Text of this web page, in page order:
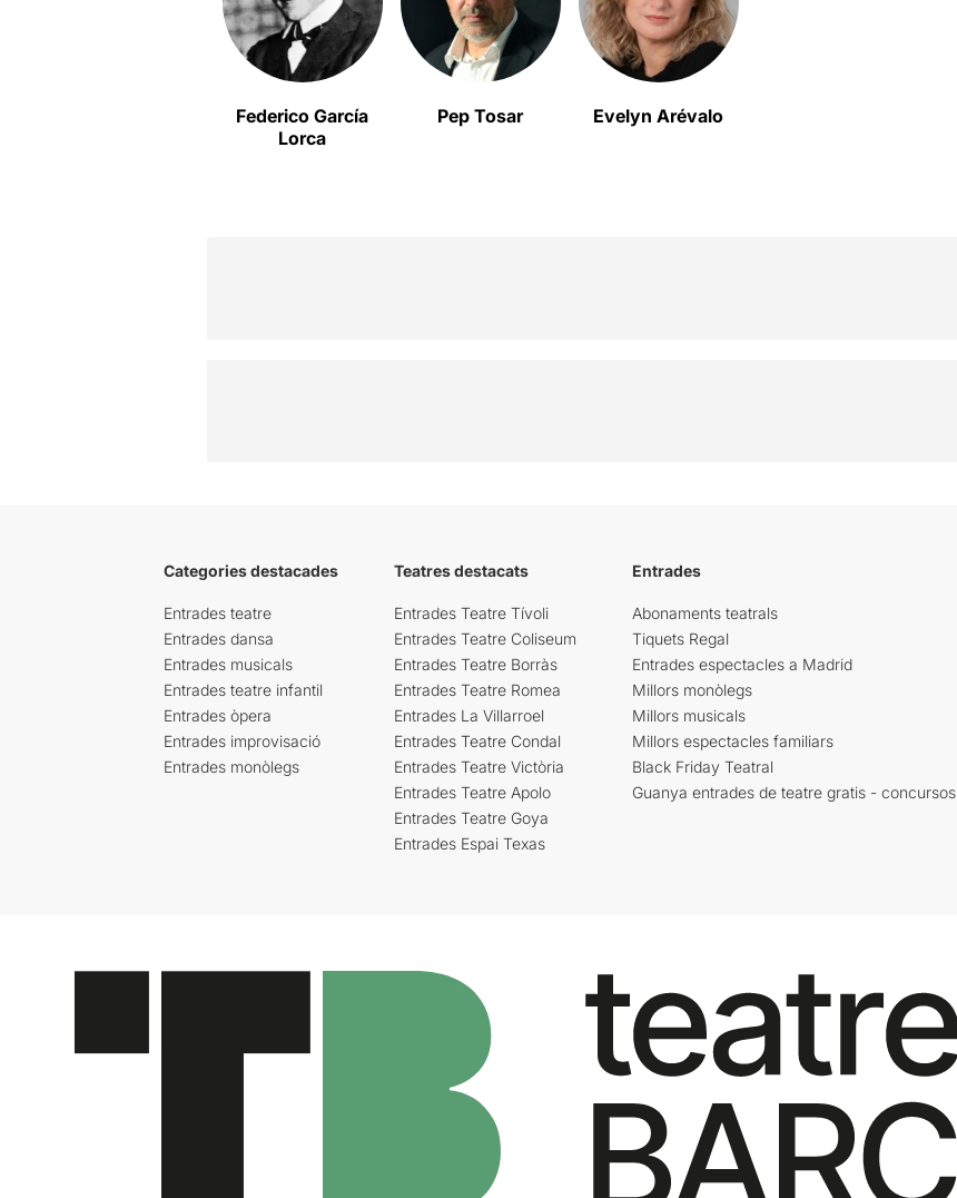
Federico García
Lorca
Pep Tosar Evelyn Arévalo
Categories destacades
Entrades teatre
Entrades dansa
Entrades musicals
Entrades teatre infantil
Entrades òpera
Entrades improvisació
Entrades monòlegs
Teatres destacats
Entrades Teatre Tívoli
Entrades Teatre Coliseum
Entrades Teatre Borràs
Entrades Teatre Romea
Entrades La Villarroel
Entrades Teatre Condal
Entrades Teatre Victòria
Entrades Teatre Apolo
Entrades Teatre Goya
Entrades Espai Texas
Entrades
Abonaments teatrals
Tiquets Regal
Entrades espectacles a Madrid
Millors monòlegs
Millors musicals
Millors espectacles familiars
Black Friday Teatral
Guanya entrades de teatre gratis - concursos